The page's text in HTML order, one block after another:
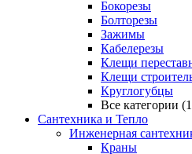
Бокорезы
Болторезы
Зажимы
Кабелерезы
Клещи
Клещи
Круглогубцы
Все категории
Сантехника и Тепло
Инженерная
Краны